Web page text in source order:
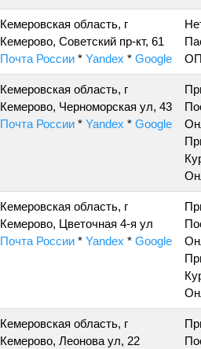
Кемеровская область, г
Кемерово, Советский пр-кт, 61
Почта России * Yandex * Google
Кемеровская область, г
Кемерово, Черноморская ул, 43
Почта России * Yandex * Google
Кемеровская область, г
Кемерово, Цветочная 4-я ул
Почта России * Yandex * Google
Кемеровская область, г
Кемерово, Леонова ул, 22